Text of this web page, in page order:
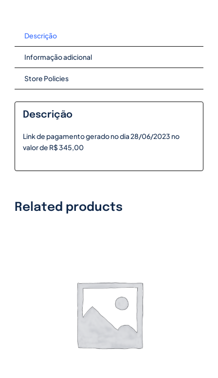
Descrição
Informação adicional
Store Policies
Descrição
Link de pagamento gerado no dia 28/06/2023 no
valor de R$ 345,00
Related products